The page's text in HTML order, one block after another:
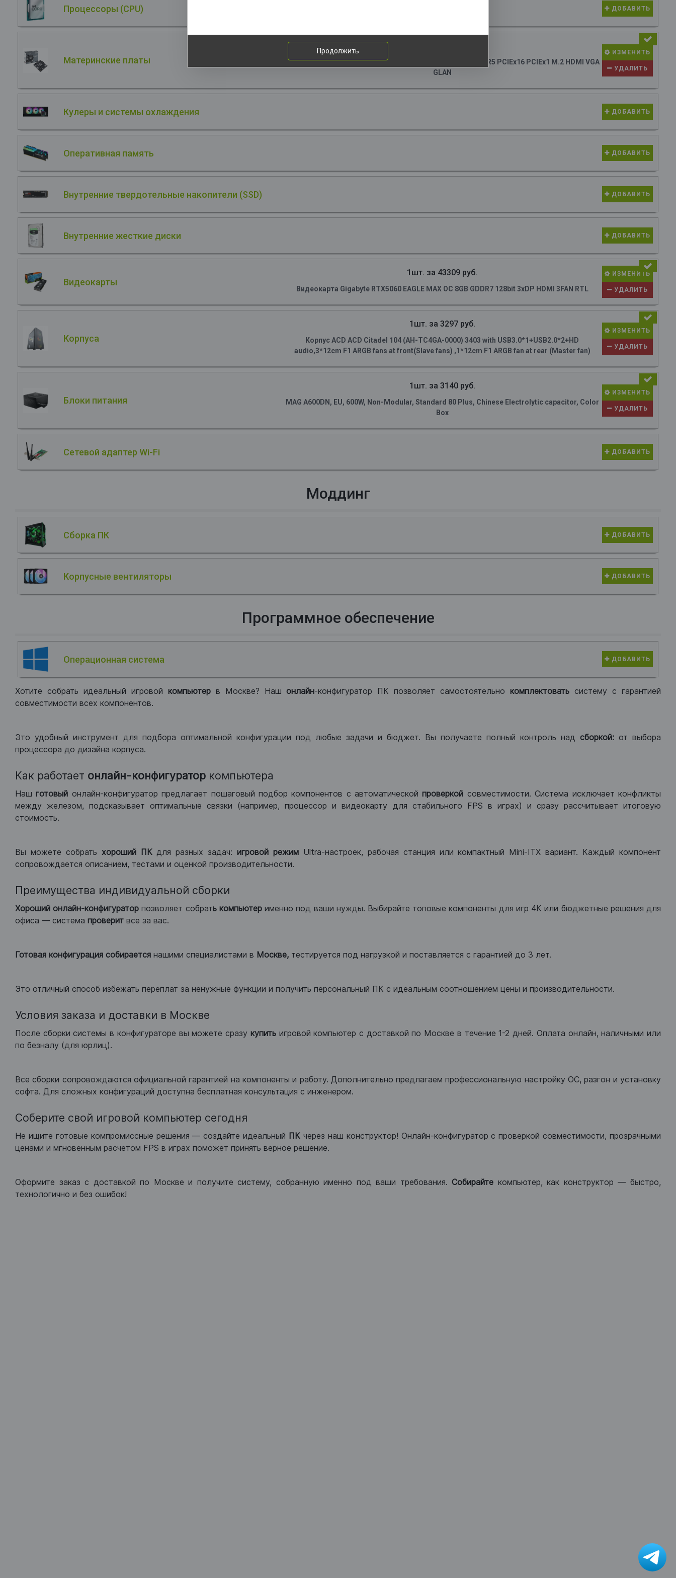
Процессоры (CPU) ДОБАВИТЬ
Материнские платы
Материнская плата ASUS PRIME A620M-K AM5 mATX 2xDDR5 PCIEx16 PCIEx1 M.2 HDMI VGA
GLAN
ИЗМЕНИТЬ
УДАЛИТЬ
Кулеры и системы охлаждения ДОБАВИТЬ
Оперативная память ДОБАВИТЬ
Внутренние твердотельные накопители (SSD) ДОБАВИТЬ
Внутренние жесткие диски ДОБАВИТЬ
Видеокарты
1шт. за 43309 руб.
Видеокарта Gigabyte RTX5060 EAGLE MAX OC 8GB GDDR7 128bit 3xDP HDMI 3FAN RTL
ИЗМЕНИТЬ
УДАЛИТЬ
Корпуса
1шт. за 3297 руб.
Корпус ACD ACD Citadel 104 (AH-TC4GA-0000) 3403 with USB3.0*1+USB2.0*2+HD
audio,3*12cm F1 ARGB fans at front(Slave fans) ,1*12cm F1 ARGB fan at rear (Master fan)
ИЗМЕНИТЬ
УДАЛИТЬ
Блоки питания
1шт. за 3140 руб.
MAG A600DN, EU, 600W, Non-Modular, Standard 80 Plus, Chinese Electrolytic capacitor, Color
Box
ИЗМЕНИТЬ
УДАЛИТЬ
Сетевой адаптер Wi-Fi ДОБАВИТЬ
Моддинг
Сборка ПК ДОБАВИТЬ
Корпусные вентиляторы ДОБАВИТЬ
Программное обеспечение
Операционная система ДОБАВИТЬ
Хотите собрать идеальный игровой компьютер в Москве? Нашонлайн-конфигуратор ПК позволяет самостоятельно комплектоватьсистему с гарантией
совместимости всех компонентов.
Это удобный инструмент для подбора оптимальной конфигурации под любые задачи и бюджет. Вы получаете полный контроль над сборкой: от выбора
процессора до дизайна корпуса.
Как работает онлайн-конфигуратор компьютера
Нашготовый онлайн-конфигуратор предлагает пошаговый подбор компонентов с автоматическойпроверкой совместимости. Система исключает конфликты
между железом, подсказывает оптимальные связки (например, процессор и видеокарту для стабильного FPS в играх) и сразу рассчитывает итоговую
стоимость.
Вы можете собрать хороший ПКдля разных задач:игровой режим Ultra-настроек, рабочая станция или компактный Mini-ITX вариант. Каждый компонент
сопровождается описанием, тестами и оценкой производительности.
Преимущества индивидуальной сборки
Хороший онлайн-конфигуратор позволяет собрать компьютерименно под ваши нужды. Выбирайте топовые компоненты для игр 4К или бюджетные решения для
офиса — система проверит все за вас.
Готовая конфигурация собирается нашими специалистами в Москве, тестируется под нагрузкой и поставляется с гарантией до 3 лет.
Это отличный способ избежать переплат за ненужные функции и получить персональный ПК с идеальным соотношением цены и производительности.
Условия заказа и доставки в Москве
После сборки системы в конфигураторе вы можете сразу купитьигровой компьютер с доставкой по Москве в течение 1-2 дней. Оплата онлайн, наличными или
по безналу (для юрлиц).
Все сборки сопровождаются официальной гарантией на компоненты и работу. Дополнительно предлагаем профессиональную настройку ОС, разгон и установку
софта. Для сложных конфигураций доступна бесплатная консультация с инженером.
Соберите свой игровой компьютер сегодня
Не ищите готовые компромиссные решения — создайте идеальный ПК через наш конструктор! Онлайн-конфигуратор с проверкой совместимости, прозрачными
ценами и мгновенным расчетом FPS в играх поможет принять верное решение.
Оформите заказ с доставкой по Москве и получите систему, собранную именно под ваши требования.Собирайте компьютер, как конструктор — быстро,
технологично и без ошибок!
Продолжить